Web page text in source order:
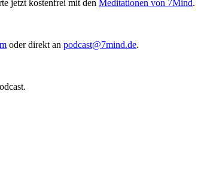
jetzt kostenfrei mit den Meditationen von 7Mind.
oder direkt an podcast@7mind.de.